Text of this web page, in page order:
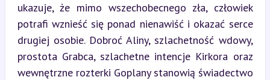
ukazuje, że mimo wszechobecnego zła, człowiek
potrafi wznieść się ponad nienawiść i okazać serce
drugiej osobie. Dobroć Aliny, szlachetność wdowy,
prostota Grabca, szlachetne intencje Kirkora oraz
wewnętrzne rozterki Goplany stanowią świadectwo